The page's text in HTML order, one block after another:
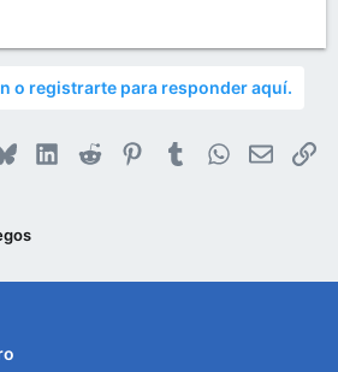
o registrarte para responder aquí.
BlueskyLinkedIn
Reddit PinterestTumblrWhatsApp
Email